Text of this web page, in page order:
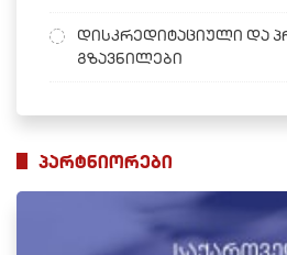
დისკრედიტაციული და
გზავნილები
პარტნიორები